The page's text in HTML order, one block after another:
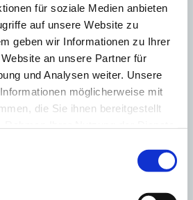
für soziale Medien anbieten
auf unsere Website zu
geben wir Informationen zu Ihrer
an unsere Partner für
und Analysen weiter. Unsere
möglicherweise mit
die Sie ihnen bereitgestellt
mit genehmigtem Projekt in 1.